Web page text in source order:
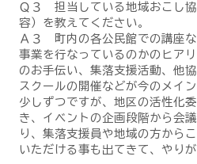
Ｑ３ 担当している地域おこし
容）を教えてください。
Ａ３ 町内の各公民館での講座
事業を行なっているのかのヒア
のお手伝い、集落支援活動、他
スクールの開催などが今のメイ
少しずつですが、地区の活性化
き、イベントの企画段階から会
り、集落支援員や地域の方から
いただける事も出てきて、やり